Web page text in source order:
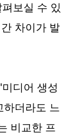
보실 수 있
차이가 발
디어 생성
하더라도 느
비교한 프